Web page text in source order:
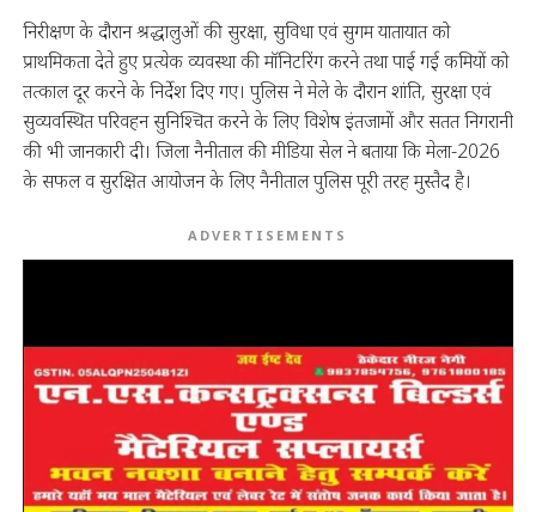
निरीक्षण के दौरान श्रद्धालुओं की सुरक्षा, सुविधा एवं सुगम यातायात को
प्राथमिकता देते हुए प्रत्येक व्यवस्था की मॉनिटरिंग करने तथा पाई गई कमियों को
तत्काल दूर करने के निर्देश दिए गए। पुलिस ने मेले के दौरान शांति, सुरक्षा एवं
सुव्यवस्थित परिवहन सुनिश्चित करने के लिए विशेष इंतजामों और सतत निगरानी
की भी जानकारी दी। जिला नैनीताल की मीडिया सेल ने बताया कि मेला-2026
के सफल व सुरक्षित आयोजन के लिए नैनीताल पुलिस पूरी तरह मुस्तैद है।
ADVERTISEMENTS